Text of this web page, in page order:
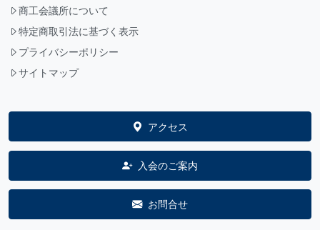
商工会議所について
特定商取引法に基づく表示
プライバシーポリシー
サイトマップ
アクセス
入会のご案内
お問合せ